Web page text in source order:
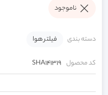
ناموجود
دسته بندی فیلتر هوا
کد محصول SHA141319